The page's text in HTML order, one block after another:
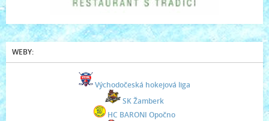
WEBY:
Východočeská hokejová liga
SK Žamberk
HC BARONI Opočno